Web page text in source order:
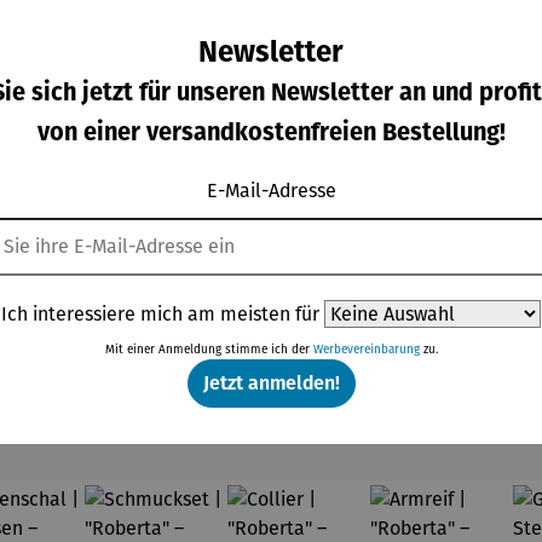
Heizstufen
Verkaufspreis:
56,99 € UVP Regulärer Preis:
74,99 €
Abschaltautom
atik
Pad™
Unsere Topseller
Newsletter
sich jetzt für unseren Newsletter an und
von einer versandkostenfreien Bestellung!
E-Mail-Adresse
Ich interessiere mich am meisten für
Mit einer Anmeldung stimme ich der Werbevereinbarungzu.
Jetzt anmelden!